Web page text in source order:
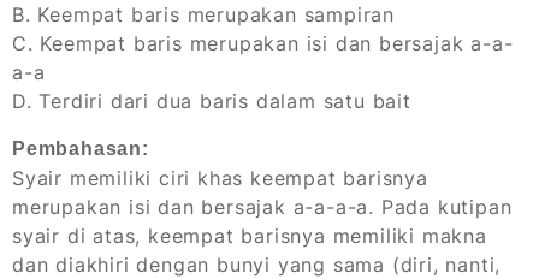
B. Keempat baris merupakan sampiran
C. Keempat baris merupakan isi dan bersajak a-a-
a-a
D. Terdiri dari dua baris dalam satu bait
Pembahasan:
Syair memiliki ciri khas keempat barisnya
merupakan isi dan bersajak a-a-a-a. Pada kutipan
syair di atas, keempat barisnya memiliki makna
dan diakhiri dengan bunyi yang sama (diri, nanti,